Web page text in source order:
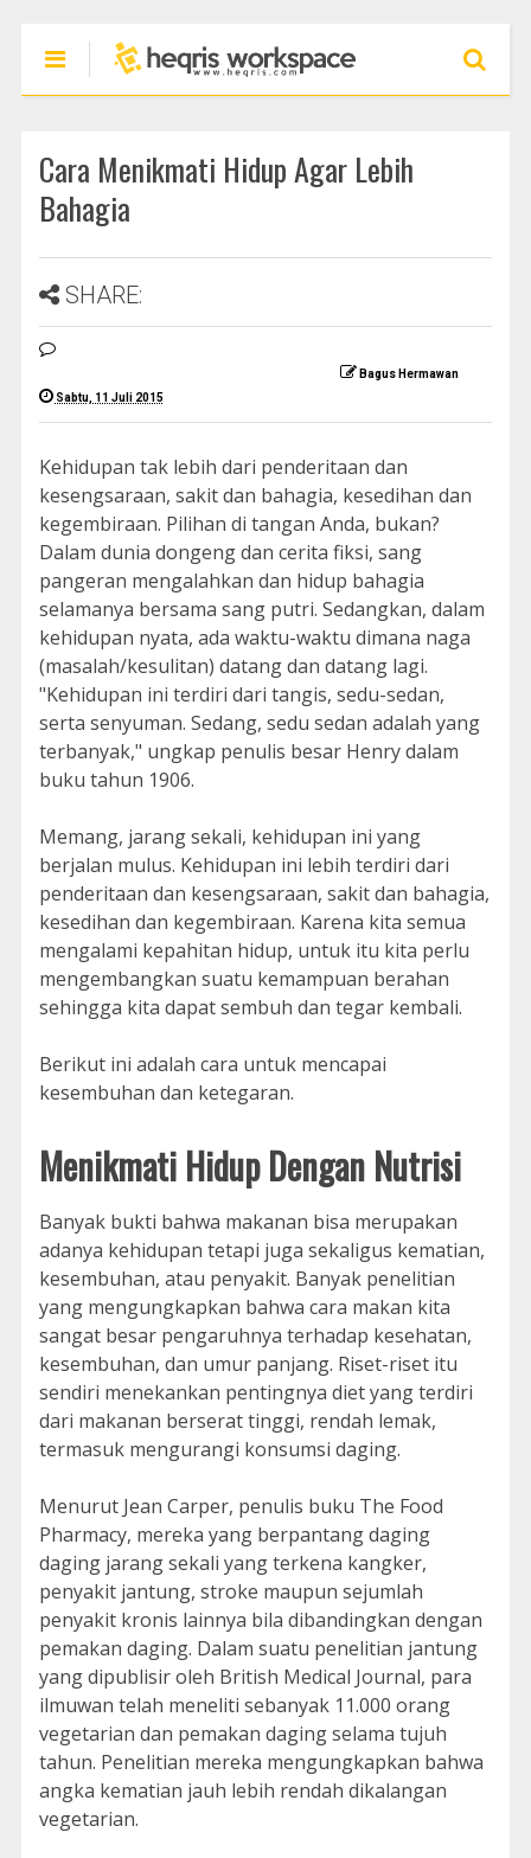
Cara Menikmati Hidup Agar Lebih
Bahagia
SHARE:
Bagus Hermawan
Sabtu, 11 Juli 2015
Kehidupan tak lebih dari penderitaan dan
kesengsaraan, sakit dan bahagia, kesedihan dan
kegembiraan. Pilihan di tangan Anda, bukan?
Dalam dunia dongeng dan cerita fiksi, sang
pangeran mengalahkan dan hidup bahagia
selamanya bersama sang putri. Sedangkan, dalam
kehidupan nyata, ada waktu-waktu dimana naga
(masalah/kesulitan) datang dan datang lagi.
"Kehidupan ini terdiri dari tangis, sedu-sedan,
serta senyuman. Sedang, sedu sedan adalah yang
terbanyak," ungkap penulis besar Henry dalam
buku tahun 1906.
Memang, jarang sekali, kehidupan ini yang
berjalan mulus. Kehidupan ini lebih terdiri dari
penderitaan dan kesengsaraan, sakit dan bahagia,
kesedihan dan kegembiraan. Karena kita semua
mengalami kepahitan hidup, untuk itu kita perlu
mengembangkan suatu kemampuan berahan
sehingga kita dapat sembuh dan tegar kembali.
Berikut ini adalah cara untuk mencapai
kesembuhan dan ketegaran.
Menikmati Hidup Dengan Nutrisi
Banyak bukti bahwa makanan bisa merupakan
adanya kehidupan tetapi juga sekaligus kematian,
kesembuhan, atau penyakit. Banyak penelitian
yang mengungkapkan bahwa cara makan kita
sangat besar pengaruhnya terhadap kesehatan,
kesembuhan, dan umur panjang. Riset-riset itu
sendiri menekankan pentingnya diet yang terdiri
dari makanan berserat tinggi, rendah lemak,
termasuk mengurangi konsumsi daging.
Menurut Jean Carper, penulis buku The Food
Pharmacy, mereka yang berpantang daging
daging jarang sekali yang terkena kangker,
penyakit jantung, stroke maupun sejumlah
penyakit kronis lainnya bila dibandingkan dengan
pemakan daging. Dalam suatu penelitian jantung
yang dipublisir oleh British Medical Journal, para
ilmuwan telah meneliti sebanyak 11.000 orang
vegetarian dan pemakan daging selama tujuh
tahun. Penelitian mereka mengungkapkan bahwa
angka kematian jauh lebih rendah dikalangan
vegetarian.